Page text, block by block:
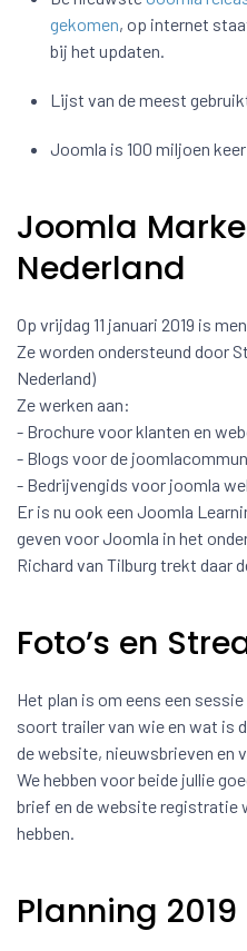
gekomen, op internet
bij het updaten.
Lijst van de meest
Joomla is 100 miljoen
Joomla
Nederland
Op vrijdag 11 januari 2019 is
Ze worden ondersteund door
Nederland)
Ze werken aan:
- Brochure voor klanten en
- Blogs voor de
- Bedrijvengids voor joomla
Er is nu ook een Joomla
geven voor Joomla in het
Richard van Tilburg trekt daar
Foto’s en
Het plan is om eens een
soort trailer van wie en wat is
de website, nieuwsbrieven en
We hebben voor beide jullie
brief en de website registratie
hebben.
Planning 2019